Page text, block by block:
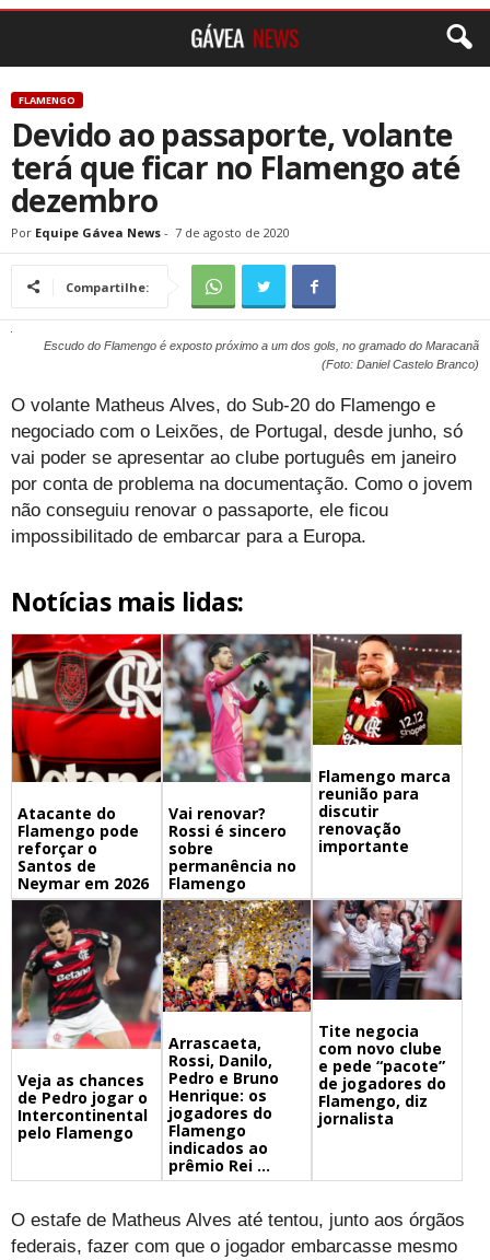
FLAMENGO
Devido ao passaporte, volante
terá que ficar no Flamengo até
dezembro
Por Equipe Gávea News - 7 de agosto de 2020
Compartilhe:
Escudo do Flamengo é exposto próximo a um dos gols, no gramado do Maracanã
(Foto: Daniel Castelo Branco)
O volante Matheus Alves, do Sub-20 do Flamengo e
negociado com o Leixões, de Portugal, desde junho, só
vai poder se apresentar ao clube português em janeiro
por conta de problema na documentação. Como o jovem
não conseguiu renovar o passaporte, ele ficou
impossibilitado de embarcar para a Europa.
Notícias mais lidas:
Atacante do
Flamengo pode
reforçar o
Santos de
Neymar em 2026
Vai renovar?
Rossi é sincero
sobre
permanência no
Flamengo
Flamengo marca
reunião para
discutir
renovação
importante
Veja as chances
de Pedro jogar o
Intercontinental
pelo Flamengo
Arrascaeta,
Rossi, Danilo,
Pedro e Bruno
Henrique: os
jogadores do
Flamengo
indicados ao
prêmio Rei ...
Tite negocia
com novo clube
e pede “pacote”
de jogadores do
Flamengo, diz
jornalista
O estafe de Matheus Alves até tentou, junto aos órgãos
federais, fazer com que o jogador embarcasse mesmo